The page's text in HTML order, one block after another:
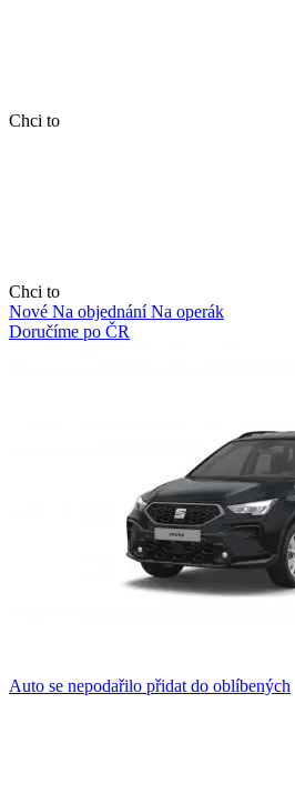
Chci to
Chci to
Nové Na objednáníNa operák
Doručíme po ČR
Auto se nepodařilo přidat do oblíbených